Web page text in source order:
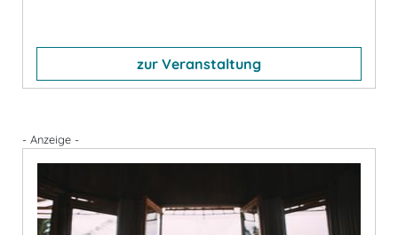
zur Veranstaltung
- Anzeige -